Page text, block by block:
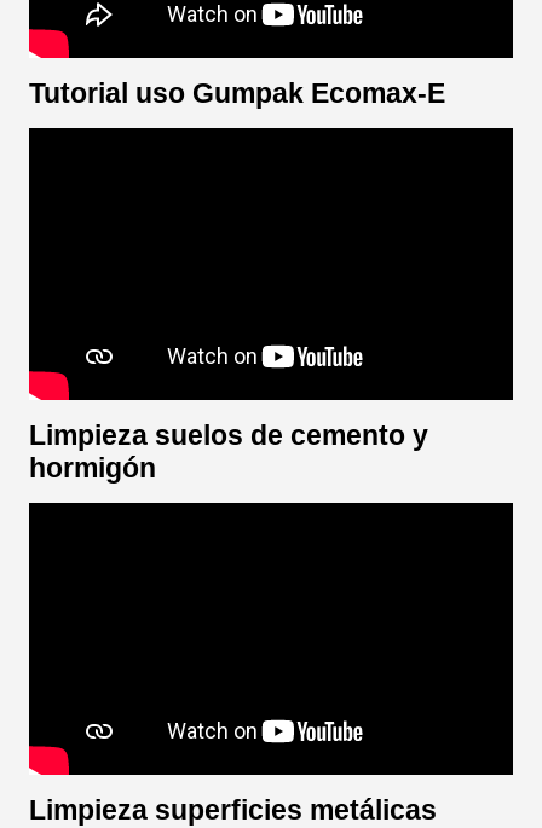
Tutorial uso Gumpak Ecomax-E
Limpieza suelos de cemento y
hormigón
Limpieza superficies metálicas